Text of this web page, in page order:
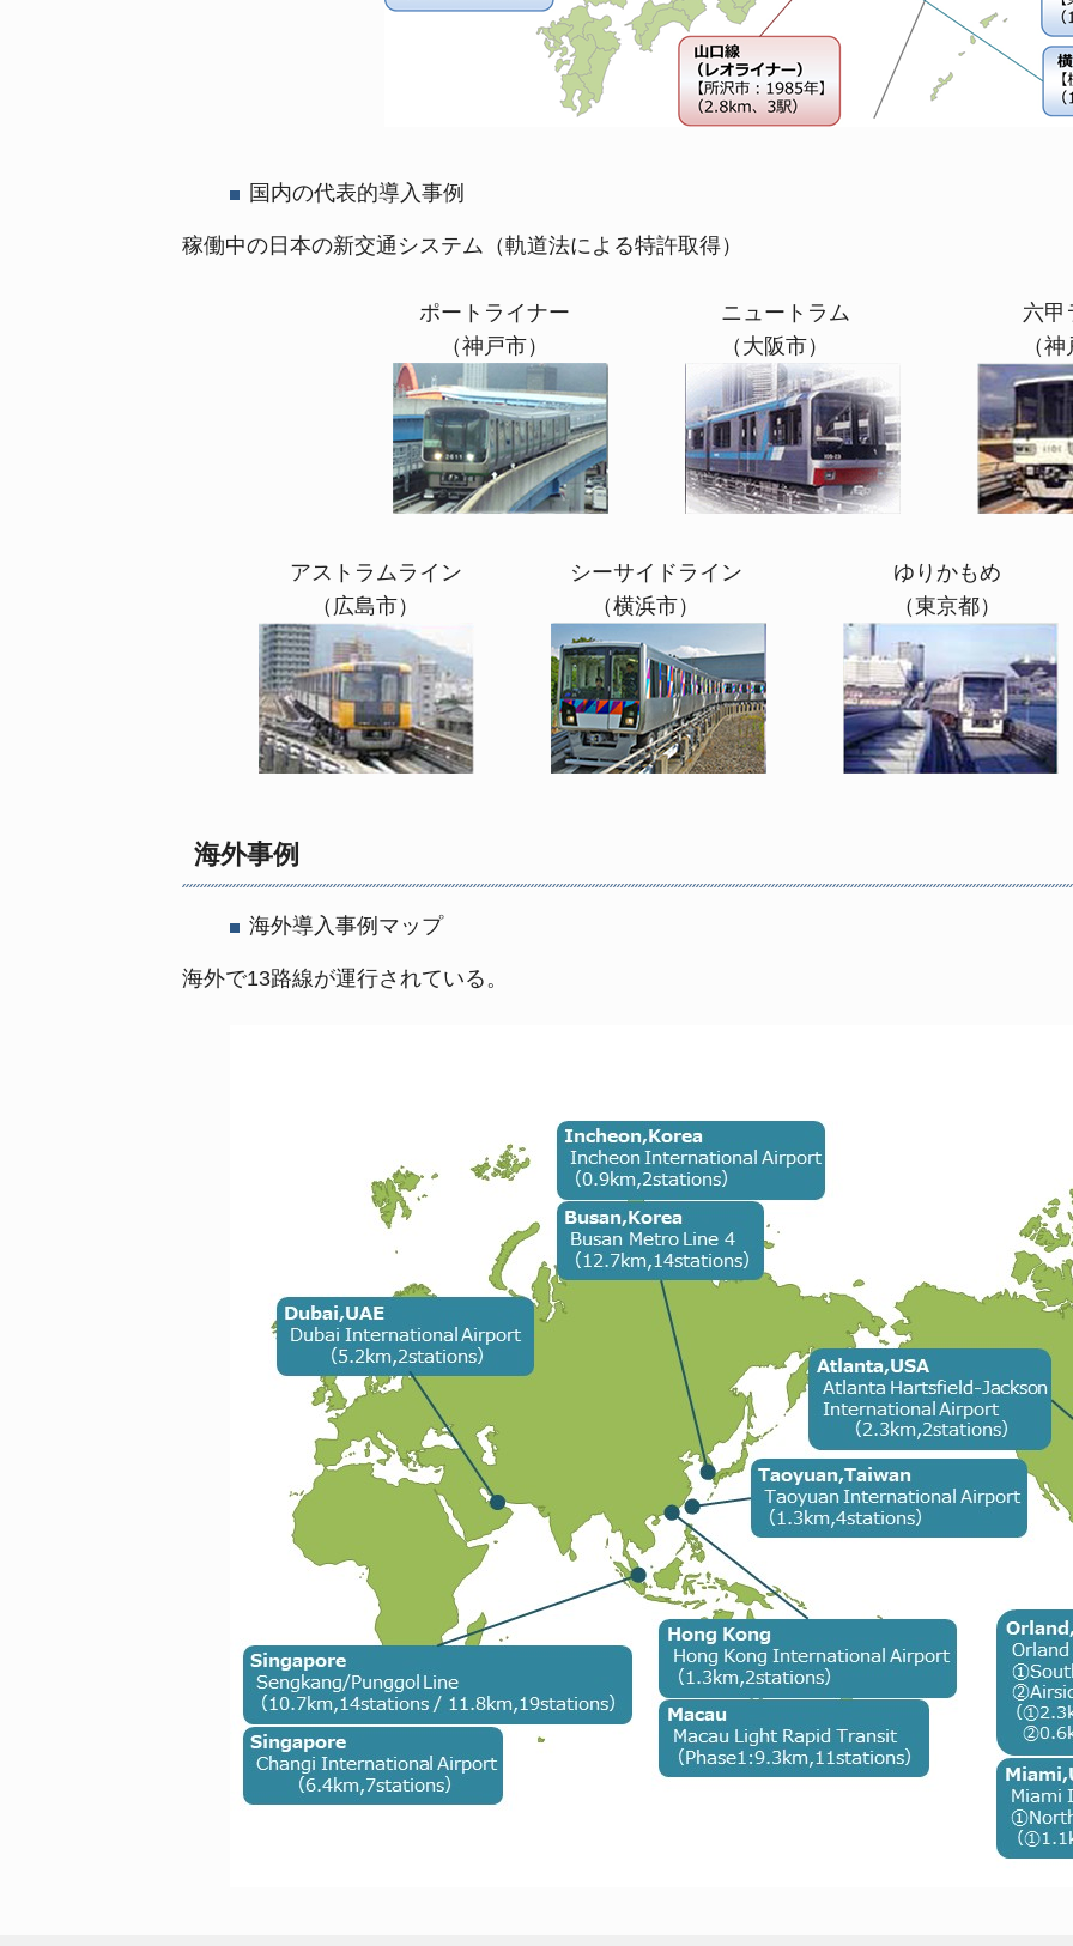
国内の代表的導入事例
稼働中の日本の新交通システム（軌道法による特許取得）
ポートライナー ニュートラム 六甲ライ
（神戸市） （大阪市） （神戸
アストラムライン シーサイドライン ゆりかもめ 日暮
（広島市） （横浜市） （東京都）
海外事例
海外導入事例マップ
海外で13路線が運行されている。